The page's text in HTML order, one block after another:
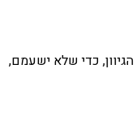
כדי שלא ישעמם,